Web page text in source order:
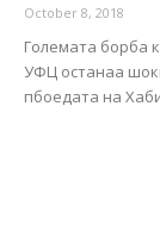
October 8, 2018
Големата борба
УФЦ останаа
пбоедата на